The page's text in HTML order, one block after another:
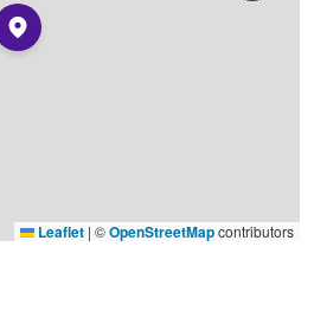
Leaflet | ©OpenStreetMapcontributors